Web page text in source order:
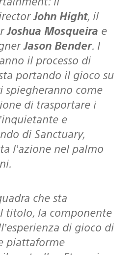
John Hight, il
Joshua Mosqueira e
Jason Bender. I
il processo di
portando il gioco su
spiegheranno come
di trasportare i
e
di Sanctuary,
l’azione nel palmo
titolo, la componente
di gioco di
piattaforme